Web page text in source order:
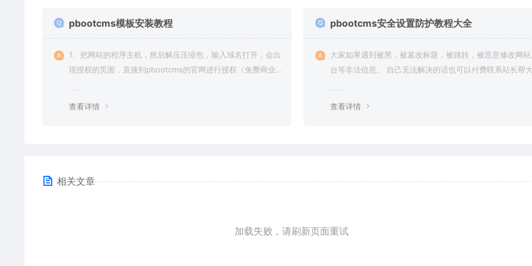
pbootcms模板安装教程
1、把网站的程序主机，然后解压压缩包，输入域名打开，会出
现授权的页面，直接到pbootcms的官网进行授权（免费商业
查看详情
pbootcms安全设置防护教程大全
大家如果遇到被黑，被篡改标题，被跳转，被恶意修改网
台等非法信息。 自己无法解决的话也可以付费联系站长帮
查看详情
相关文章
加载失败，请刷新页面重试